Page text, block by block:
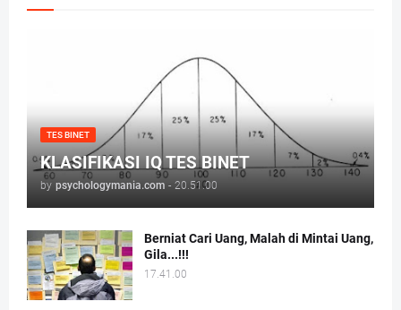
TES BINET
KLASIFIKASI IQ TES BINET
by psychologymania.com - 20.51.00
Berniat Cari Uang, Malah di Mintai Uang,
Gila...!!!
17.41.00